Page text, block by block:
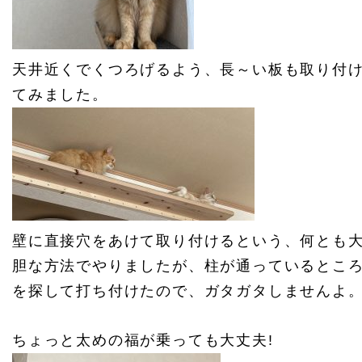
天井近くでくつろげるよう、長～い板も取り付
てみました。
壁に直接穴をあけて取り付けるという、何とも
胆な方法でやりましたが、柱が通っているとこ
を探して打ち付けたので、ガタガタしませんよ
ちょっと太めの福が乗っても大丈夫!